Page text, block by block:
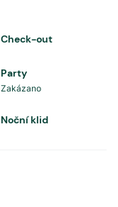
Check-out
Party
Zakázano
Noční klid